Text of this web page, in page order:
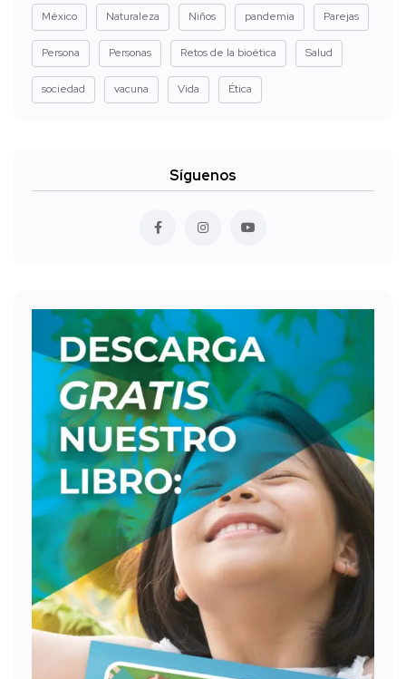
México Naturaleza Niños pandemia Parejas
Persona Personas Retos de la bioética Salud
sociedad vacuna Vida Ética
Síguenos